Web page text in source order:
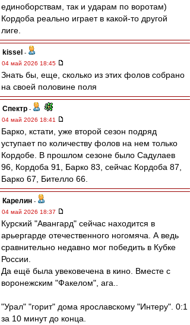
единоборствам, так и ударам по воротам)
Кордоба реально играет в какой-то другой
лиге.
kissel -
04 май 2026 18:45
Знать бы, еще, сколько из этих фолов собрано
на своей половине поля
Спектр -
04 май 2026 18:41
Барко, кстати, уже второй сезон подряд
уступает по количеству фолов на нем только
Кордобе. В прошлом сезоне было Садулаев
96, Кордоба 91, Барко 83, сейчас Кордоба 87,
Барко 67, Бителло 66.
Карелин -
04 май 2026 18:37
Курский "Авангард" сейчас находится в
арьергарде отечественного ногомяча. А ведь
сравнительно недавно мог победить в Кубке
России.
Да ещё была увековечена в кино. Вместе с
воронежским "Факелом", ага..
"Урал" "горит" дома ярославскому "Интеру". 0:1
за 10 минут до конца.